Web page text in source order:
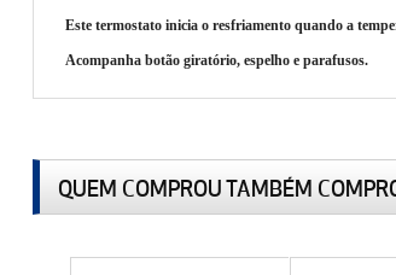
Este termostato inicia o resfriamento quando a
Acompanha botão giratório, espelho e parafusos.
QUEM COMPROU TAMBÉM